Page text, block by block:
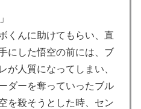
くんに助けてもらい、直
にした悟空の前には、ブ
が人質になってしまい、
ダーを奪っていったブル
を殺そうとした時、セン